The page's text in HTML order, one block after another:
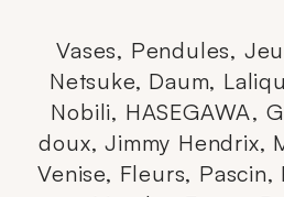
Vases, Pendules,
Netsuke, Daum,
Nobili, HASEGAWA,
doux, Jimmy Hendrix,
Venise, Fleurs,